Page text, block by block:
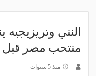
النني
منتخب مصر قبل
منذ 5 سنوات